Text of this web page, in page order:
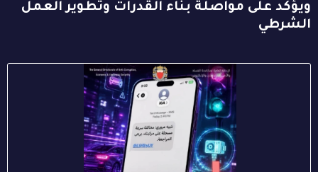
ويؤكد على مواصلة بناء القدرات وتطوير العمل
الشرطي